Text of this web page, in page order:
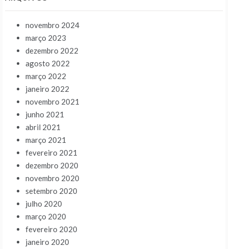
novembro 2024
março 2023
dezembro 2022
agosto 2022
março 2022
janeiro 2022
novembro 2021
junho 2021
abril 2021
março 2021
fevereiro 2021
dezembro 2020
novembro 2020
setembro 2020
julho 2020
março 2020
fevereiro 2020
janeiro 2020